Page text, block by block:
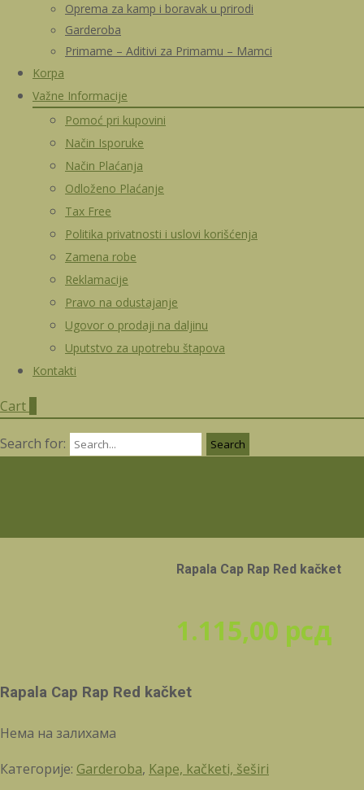
Oprema za kamp i boravak u prirodi
Garderoba
Primame – Aditivi za Primamu – Mamci
Korpa
Važne Informacije
Pomoć pri kupovini
Način Isporuke
Način Plaćanja
Odloženo Plaćanje
Tax Free
Politika privatnosti i uslovi korišćenja
Zamena robe
Reklamacije
Pravo na odustajanje
Ugovor o prodaji na daljinu
Uputstvo za upotrebu štapova
Kontakti
Cart
Search for:
Rapala Cap Rap Red kačket
1.115,00 рсд
Rapala Cap Rap Red kačket
Нема на залихама
Категорије: Garderoba, Kape, kačketi, šeširi